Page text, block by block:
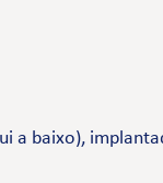
a baixo),